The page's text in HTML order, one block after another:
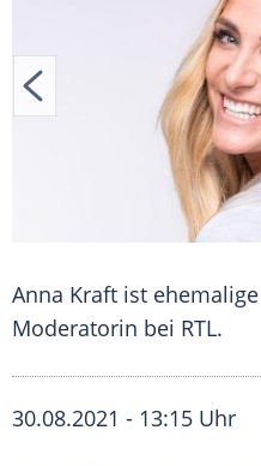
Anna Kraft ist
Moderatorin bei RTL.
30.08.2021 - 13:15 Uhr